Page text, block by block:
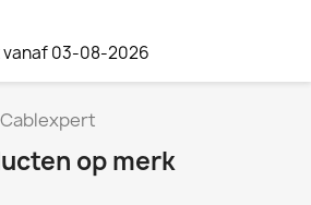
03-08-2026
Cablexpert
op merk